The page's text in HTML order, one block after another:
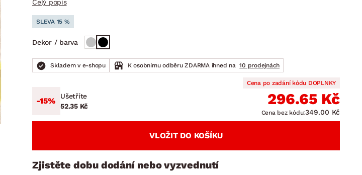
Celý popis
SLEVA 15 %
Dekor / barva
Skladem v e-shopu K osobnímu odběru ZDARMA ihned na 10 prodejnách
-15%
Ušetříte
52.35 Kč
Cena po zadání kódu DOPLNKY
296.65 Kč
Cena bez kódu:349.00 Kč
VLOŽIT DO KOŠÍKU
Zjistěte dobu dodání nebo vyzvednutí